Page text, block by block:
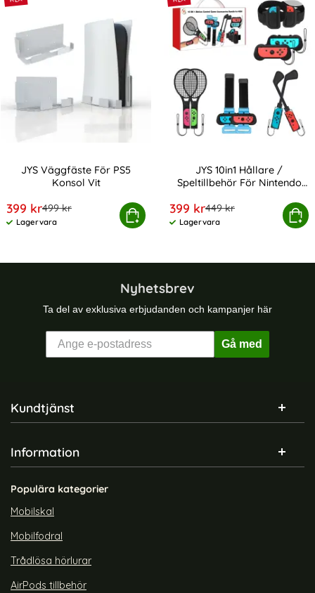
JYS Väggfäste För PS5
Konsol Vit
rea pris
399 krtidigare pris
499 kr
Tillgänglighet:
Lagervara
Köp
JYS Väggfäste För PS5 Konsol Vit
JYS 10in1 Hållare /
Speltillbehör För Nintendo
rea pris
399 krtidigare pris
449 kr
Tillgänglighet:
Lagervara
Köp
JYS 10in1 Hållare /
Nyhetsbrev
Ta del av exklusiva erbjudanden och kampanjer här
Gå med
Sidfot Blandad info och länkar
Kundtjänst
Information
Populära kategorier
Mobilskal
Mobilfodral
Trådlösa hörlurar
AirPods tillbehör